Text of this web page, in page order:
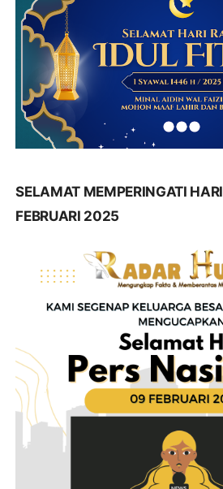
SELAMAT MEMPERINGATI
FEBRUARI 2025